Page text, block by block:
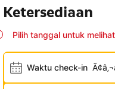
Ketersediaan
Pilih tanggal untuk
Waktu check-in